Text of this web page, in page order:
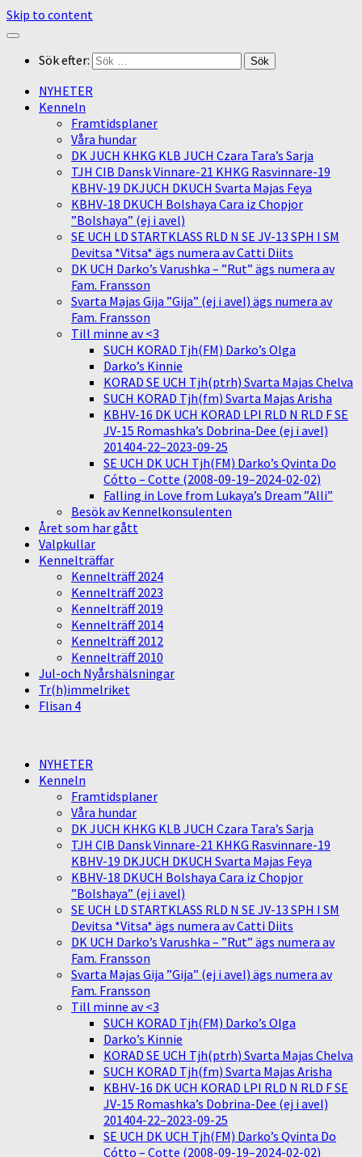
Skip to content
Sök efter:
NYHETER
Kenneln
Framtidsplaner
Våra hundar
DK JUCH KHKG KLB JUCH Czara Tara’s Sarja
TJH CIB Dansk Vinnare-21 KHKG Rasvinnare-19
KBHV-19 DKJUCH DKUCH Svarta Majas Feya
KBHV-18 DKUCH Bolshaya Cara iz Chopjor
”Bolshaya” (ej i avel)
SE UCH LD STARTKLASS RLD N SE JV-13 SPH I SM
Devitsa *Vitsa* ägs numera av Catti Diits
DK UCH Darko’s Varushka – ”Rut” ägs numera av
Fam. Fransson
Svarta Majas Gija ”Gija” (ej i avel) ägs numera av
Fam. Fransson
Till minne av <3
SUCH KORAD Tjh(FM) Darko’s Olga
Darko’s Kinnie
KORAD SE UCH Tjh(ptrh) Svarta Majas Chelva
SUCH KORAD Tjh(fm) Svarta Majas Arisha
KBHV-16 DK UCH KORAD LPI RLD N RLD F SE
JV-15 Romashka’s Dobrina-Dee (ej i avel)
201404-22–2023-09-25
SE UCH DK UCH Tjh(FM) Darko’s Qvinta Do
Cótto – Cotte (2008-09-19–2024-02-02)
Falling in Love from Lukaya’s Dream ”Alli”
Besök av Kennelkonsulenten
Året som har gått
Valpkullar
Kennelträffar
Kennelträff 2024
Kennelträff 2023
Kennelträff 2019
Kennelträff 2014
Kennelträff 2012
Kennelträff 2010
Jul-och Nyårshälsningar
Tr(h)immelriket
Flisan 4
NYHETER
Kenneln
Framtidsplaner
Våra hundar
DK JUCH KHKG KLB JUCH Czara Tara’s Sarja
TJH CIB Dansk Vinnare-21 KHKG Rasvinnare-19
KBHV-19 DKJUCH DKUCH Svarta Majas Feya
KBHV-18 DKUCH Bolshaya Cara iz Chopjor
”Bolshaya” (ej i avel)
SE UCH LD STARTKLASS RLD N SE JV-13 SPH I SM
Devitsa *Vitsa* ägs numera av Catti Diits
DK UCH Darko’s Varushka – ”Rut” ägs numera av
Fam. Fransson
Svarta Majas Gija ”Gija” (ej i avel) ägs numera av
Fam. Fransson
Till minne av <3
SUCH KORAD Tjh(FM) Darko’s Olga
Darko’s Kinnie
KORAD SE UCH Tjh(ptrh) Svarta Majas Chelva
SUCH KORAD Tjh(fm) Svarta Majas Arisha
KBHV-16 DK UCH KORAD LPI RLD N RLD F SE
JV-15 Romashka’s Dobrina-Dee (ej i avel)
201404-22–2023-09-25
SE UCH DK UCH Tjh(FM) Darko’s Qvinta Do
Cótto – Cotte (2008-09-19–2024-02-02)